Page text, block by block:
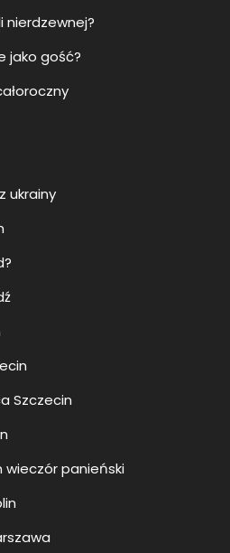
nierdzewnej?
jako gość?
ukrainy
Szczecin
wieczór panieński